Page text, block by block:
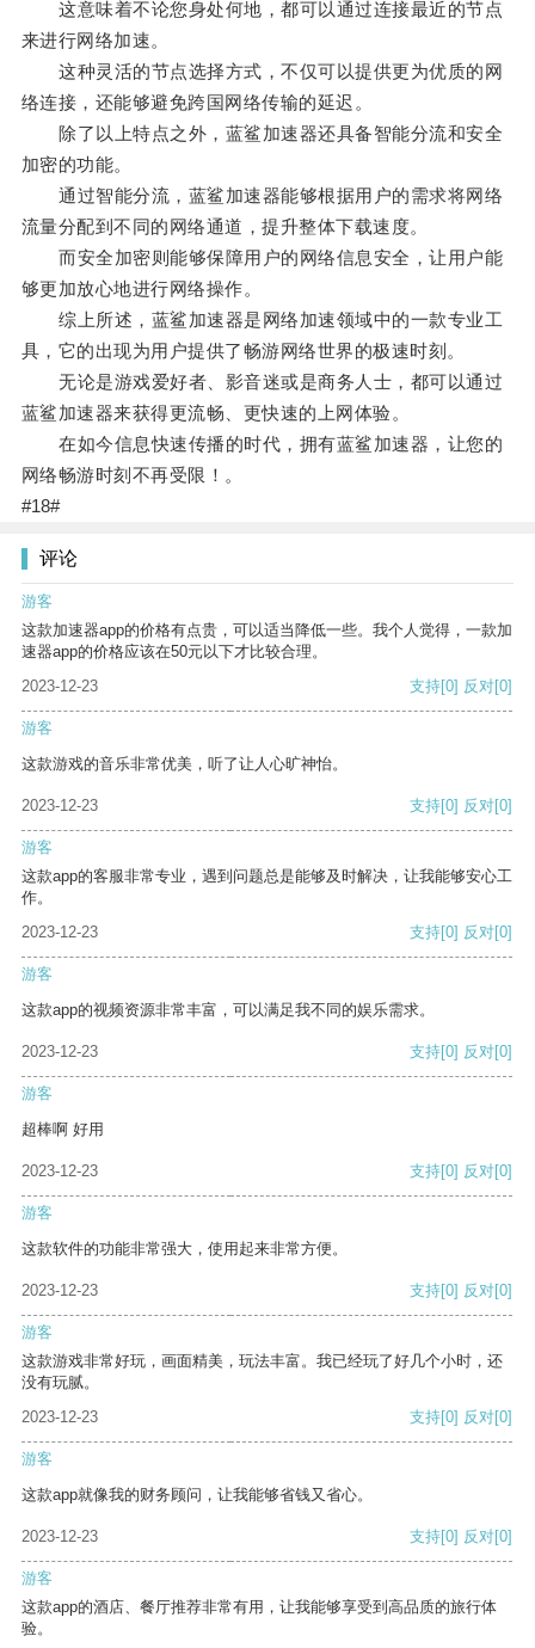
这意味着不论您身处何地，都可以通过连接最近的节点
来进行网络加速。
这种灵活的节点选择方式，不仅可以提供更为优质的网
络连接，还能够避免跨国网络传输的延迟。
除了以上特点之外，蓝鲨加速器还具备智能分流和安全
加密的功能。
通过智能分流，蓝鲨加速器能够根据用户的需求将网络
流量分配到不同的网络通道，提升整体下载速度。
而安全加密则能够保障用户的网络信息安全，让用户能
够更加放心地进行网络操作。
综上所述，蓝鲨加速器是网络加速领域中的一款专业工
具，它的出现为用户提供了畅游网络世界的极速时刻。
无论是游戏爱好者、影音迷或是商务人士，都可以通过
蓝鲨加速器来获得更流畅、更快速的上网体验。
在如今信息快速传播的时代，拥有蓝鲨加速器，让您的
网络畅游时刻不再受限！。
#18#
评论
游客
这款加速器app的价格有点贵，可以适当降低一些。我个人觉得，一款加
速器app的价格应该在50元以下才比较合理。
2023-12-23
支持[0] 反对[0]
游客
这款游戏的音乐非常优美，听了让人心旷神怡。
2023-12-23 支持[0] 反对[0]
游客
这款app的客服非常专业，遇到问题总是能够及时解决，让我能够安心工
作。
2023-12-23
支持[0] 反对[0]
游客
这款app的视频资源非常丰富，可以满足我不同的娱乐需求。
2023-12-23 支持[0] 反对[0]
游客
超棒啊 好用
2023-12-23 支持[0] 反对[0]
游客
这款软件的功能非常强大，使用起来非常方便。
2023-12-23 支持[0] 反对[0]
游客
这款游戏非常好玩，画面精美，玩法丰富。我已经玩了好几个小时，还
没有玩腻。
2023-12-23
支持[0] 反对[0]
游客
这款app就像我的财务顾问，让我能够省钱又省心。
2023-12-23 支持[0] 反对[0]
游客
这款app的酒店、餐厅推荐非常有用，让我能够享受到高品质的旅行体
验。